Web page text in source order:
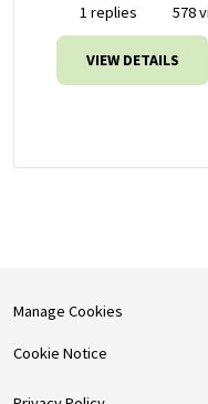
1 replies
578
VIEW DETAILS
Manage Cookies
Cookie Notice